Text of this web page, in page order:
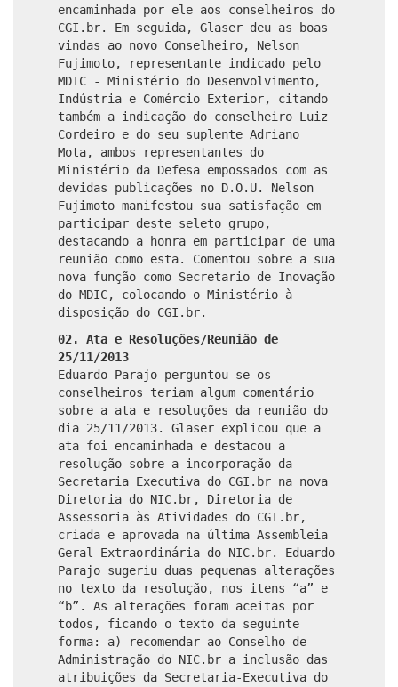
encaminhada por ele aos conselheiros do
CGI.br. Em seguida, Glaser deu as boas
vindas ao novo Conselheiro, Nelson
Fujimoto, representante indicado pelo
MDIC - Ministério do Desenvolvimento,
Indústria e Comércio Exterior, citando
também a indicação do conselheiro Luiz
Cordeiro e do seu suplente Adriano
Mota, ambos representantes do
Ministério da Defesa empossados com as
devidas publicações no D.O.U. Nelson
Fujimoto manifestou sua satisfação em
participar deste seleto grupo,
destacando a honra em participar de uma
reunião como esta. Comentou sobre a sua
nova função como Secretario de Inovação
do MDIC, colocando o Ministério à
disposição do CGI.br.
02. Ata e Resoluções/Reunião de
25/11/2013
Eduardo Parajo perguntou se os
conselheiros teriam algum comentário
sobre a ata e resoluções da reunião do
dia 25/11/2013. Glaser explicou que a
ata foi encaminhada e destacou a
resolução sobre a incorporação da
Secretaria Executiva do CGI.br na nova
Diretoria do NIC.br, Diretoria de
Assessoria às Atividades do CGI.br,
criada e aprovada na última Assembleia
Geral Extraordinária do NIC.br. Eduardo
Parajo sugeriu duas pequenas alterações
no texto da resolução, nos itens “a” e
“b”. As alterações foram aceitas por
todos, ficando o texto da seguinte
forma: a) recomendar ao Conselho de
Administração do NIC.br a inclusão das
atribuições da Secretaria-Executiva do